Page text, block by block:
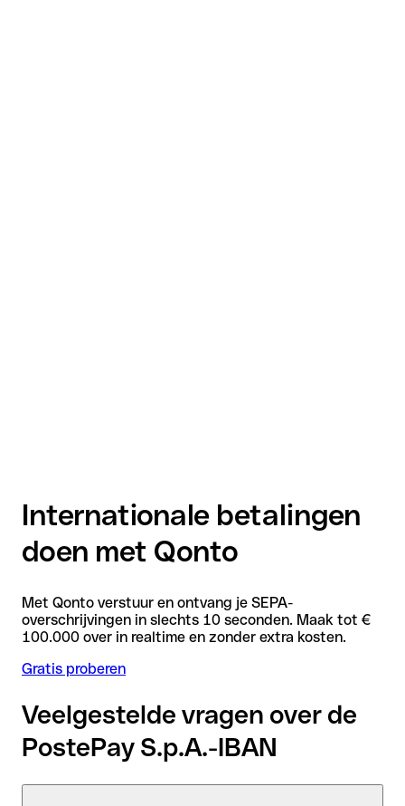
Internationale betalingen
doen met Qonto
Met Qonto verstuur en ontvang je SEPA-
overschrijvingen in slechts 10 seconden. Maak tot €
100.000 over in realtime en zonder extra kosten.
Gratis proberen
Veelgestelde vragen over de
PostePay S.p.A.-IBAN